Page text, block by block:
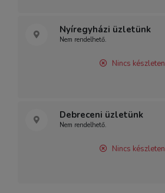
Nyíregyházi üzletünk
Nem rendelhető.
Nincs készleten
Debreceni üzletünk
Nem rendelhető.
Nincs készleten